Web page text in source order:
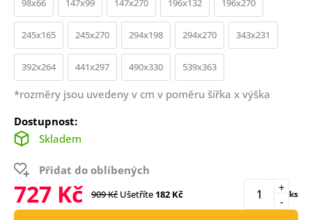
98x66 147x99 147x270 196x132 196x270
245x165 245x270 294x198 294x270 343x231
392x264 441x297 490x330 539x363
*rozměry jsou uvedeny v cm v poměru šířka x výška
Dostupnost:
Skladem
Přidat do oblíbených
727 Kč 909 Kč Ušetříte182 Kč -
+ ks